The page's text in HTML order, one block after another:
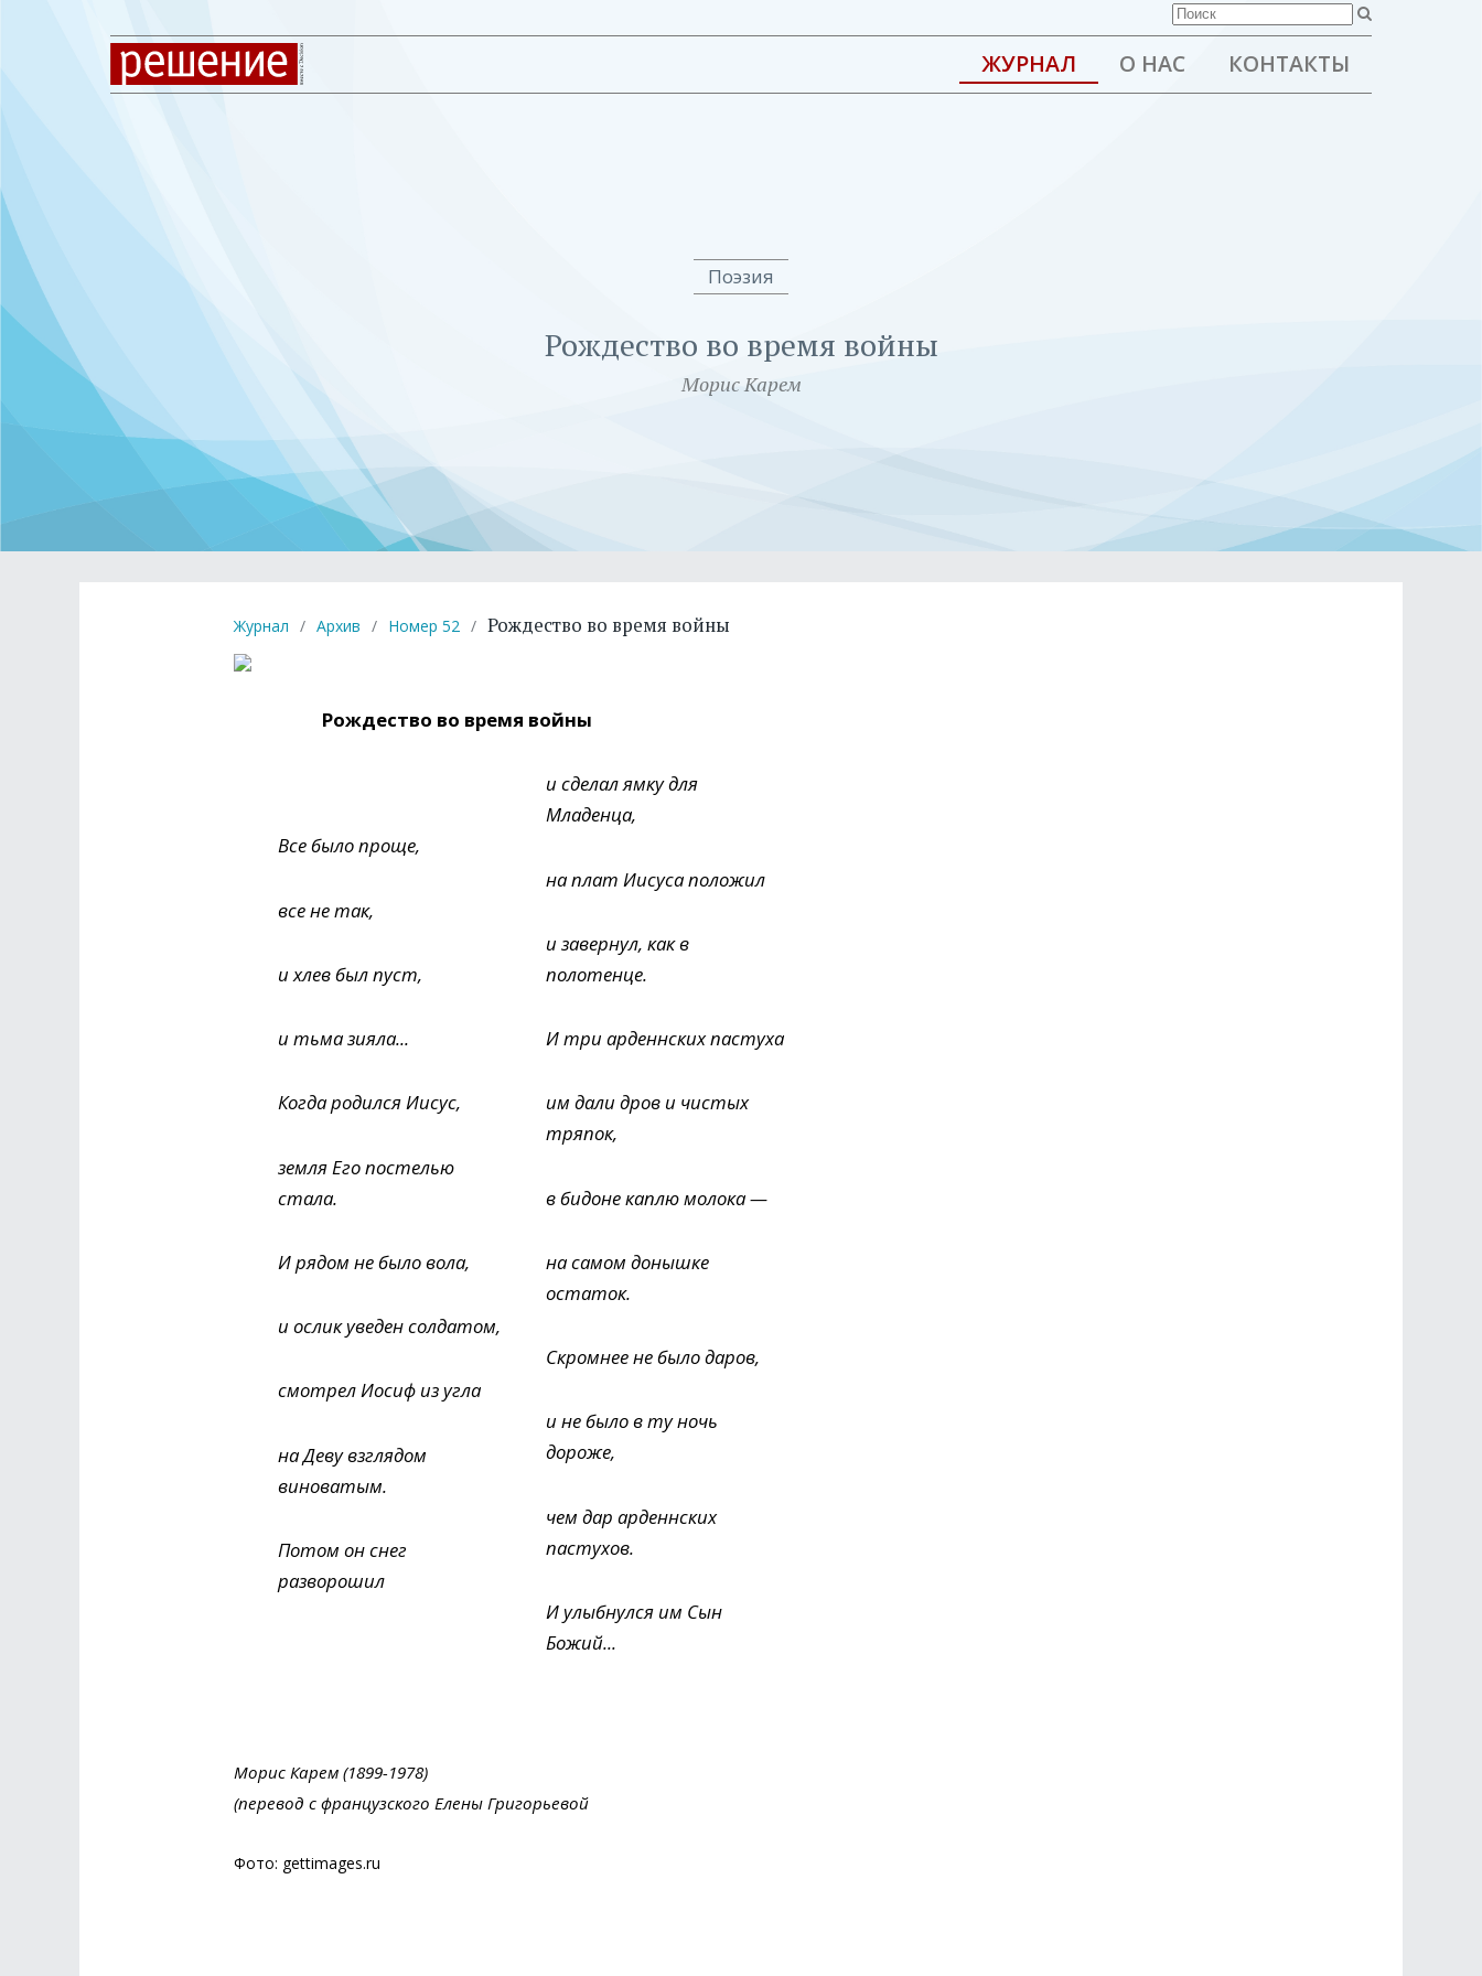
ЖУРНАЛ О НАС КОНТАКТЫ
Поэзия
Рождество во время войны
Морис Карем
Журнал / Архив / Номер 52 / Рождество во время войны
Рождество во время войны
Все было проще,
все не так,
и хлев был пуст,
и тьма зияла...
Когда родился Иисус,
земля Его постелью
стала.
И рядом не было вола,
и ослик уведен солдатом,
смотрел Иосиф из угла
на Деву взглядом
виноватым.
Потом он снег
разворошил
и сделал ямку для
Младенца,
на плат Иисуса положил
и завернул, как в
полотенце.
И три арденнских пастуха
им дали дров и чистых
тряпок,
в бидоне каплю молока —
на самом донышке
остаток.
Скромнее не было даров,
и не было в ту ночь
дороже,
чем дар арденнских
пастухов.
И улыбнулся им Сын
Божий...
Морис Карем (1899-1978)
(перевод с французского Елены Григорьевой
Фото: gettimages.ru